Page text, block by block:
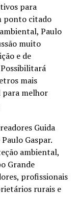
para
ponto citado
Paulo
muito
e de
mais
para melhor
Guida
Gaspar.
ambiental,
Grande
profissionais
rurais e